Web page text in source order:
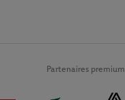
Partenaires premium